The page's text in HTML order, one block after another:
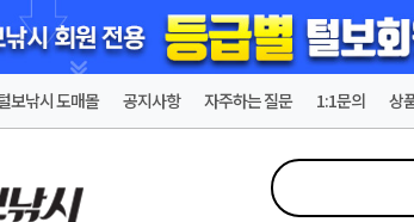
보낚시 도매몰 공지사항 자주하는 질문 1:1문의 상